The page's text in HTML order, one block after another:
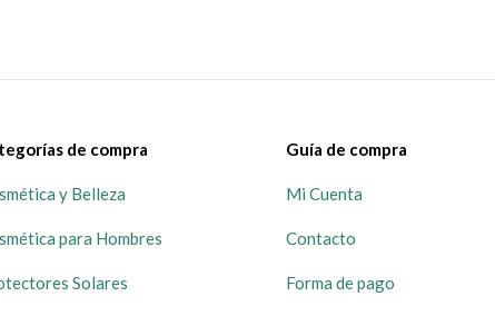
de compra
y Belleza
para Hombres
Solares
Guía de compra
Mi Cuenta
Contacto
Forma de pago